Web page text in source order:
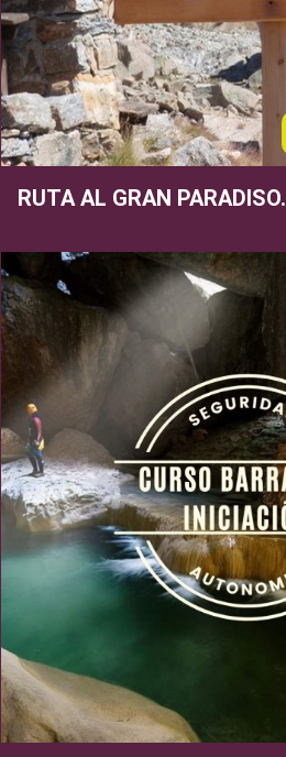
RUTA AL GRAN PARADISO.